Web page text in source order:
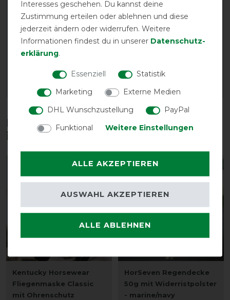
Waldhausen Safe-Gum
für T-Verschlüsse -
silbergrau - 6 Stück
vorher 12,90 €
11,25 € *
ARTIKEL MERKEN
Waldhausen Health +
Care Hot & Cold
Gamasche
vorher 27,95 €
ARTIKEL MERKEN
Diese Produkte könnten dich auch
interessieren
Kentucky Horsewear
Fliegenmaske Classic
mit Ohrenschutz
-20%
HorSeven Regendecke
50g mit Widerristpolster
- marine/navy
Interesses geschehen. Du kannst deine
Zustimmung erteilen oder ablehnen und diese
jederzeit ändern oder widerrufen. Weitere
Informationen findest du in unserer Daten­schutz­
erklärung.
Essenziell
Statistik
Marketing
Externe Medien
DHL Wunschzustellung
PayPal
Funktional
Weitere Einstellungen
ALLE AKZEPTIEREN
ALLE ABLEHNEN
AUSWAHL AKZEPTIEREN